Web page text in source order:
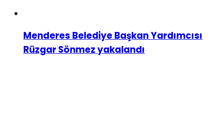
Menderes Belediye Başkan Yardımcısı
Rüzgar Sönmez yakalandı